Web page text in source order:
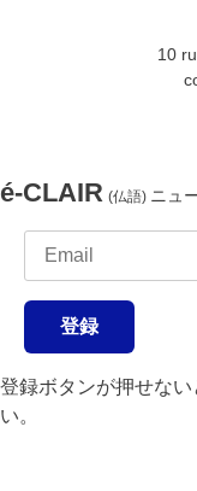
10
é-CLAIR (仏語) ニュ
登録
登録ボタンが押せな
い。